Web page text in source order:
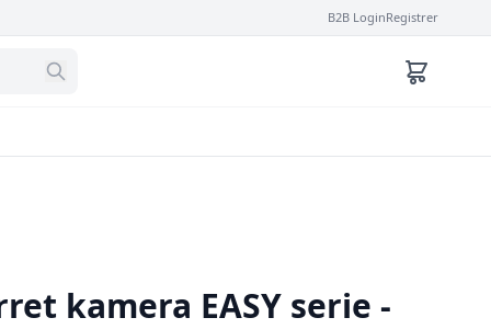
B2B LoginRegistrer
kamera EASY serie -